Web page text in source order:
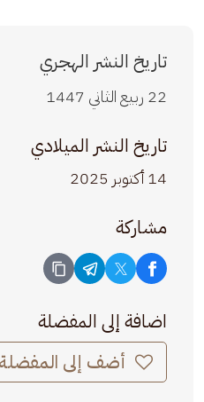
تاريخ النشر الهجري
22 ربيع الثاني 1447
تاريخ النشر الميلادي
14 أكتوبر 2025
مشاركة
اضافة إلى المفضلة
أضف إلى المفضلة